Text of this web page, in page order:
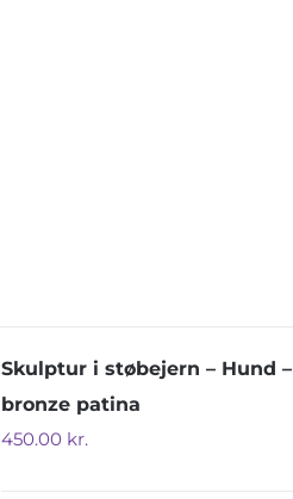
Skulptur i støbejern – Hund –
bronze patina
450.00 kr.